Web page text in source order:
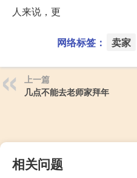
人来说，更
网络标签： 卖家
上一篇
几点不能去老师家拜年
相关问题